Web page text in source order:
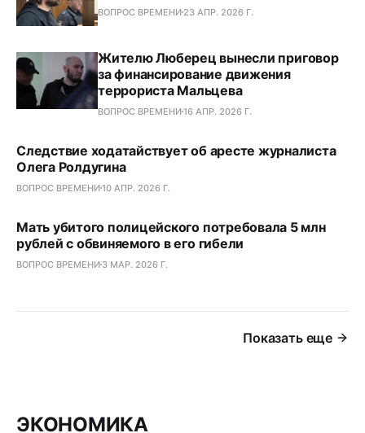
ВОПРОС ВРЕМЕНИ 23 АПР. 2026 Г.
Жителю Люберец вынесли приговор
за финансирование движения
террориста Мальцева
ВОПРОС ВРЕМЕНИ16 АПР. 2026 Г.
Следствие ходатайствует об аресте журналиста
Олега Ролдугина
ВОПРОС ВРЕМЕНИ10 АПР. 2026 Г.
Мать убитого полицейского потребовала 5 млн
рублей с обвиняемого в его гибели
ВОПРОС ВРЕМЕНИ 3 МАР. 2026 Г.
Показать еще
ЭКОНОМИКА